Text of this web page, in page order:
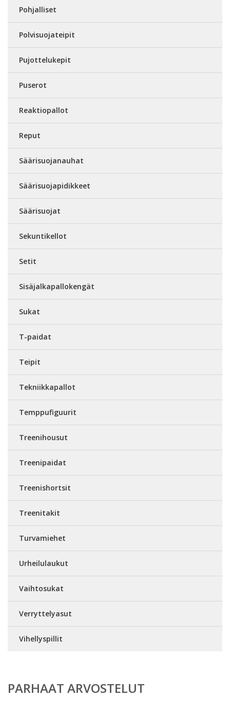
Pohjalliset
Polvisuojateipit
Pujottelukepit
Puserot
Reaktiopallot
Reput
Säärisuojanauhat
Säärisuojapidikkeet
Säärisuojat
Sekuntikellot
Setit
Sisäjalkapallokengät
Sukat
T-paidat
Teipit
Tekniikkapallot
Temppufiguurit
Treenihousut
Treenipaidat
Treenishortsit
Treenitakit
Turvamiehet
Urheilulaukut
Vaihtosukat
Verryttelyasut
Vihellyspillit
PARHAAT ARVOSTELUT